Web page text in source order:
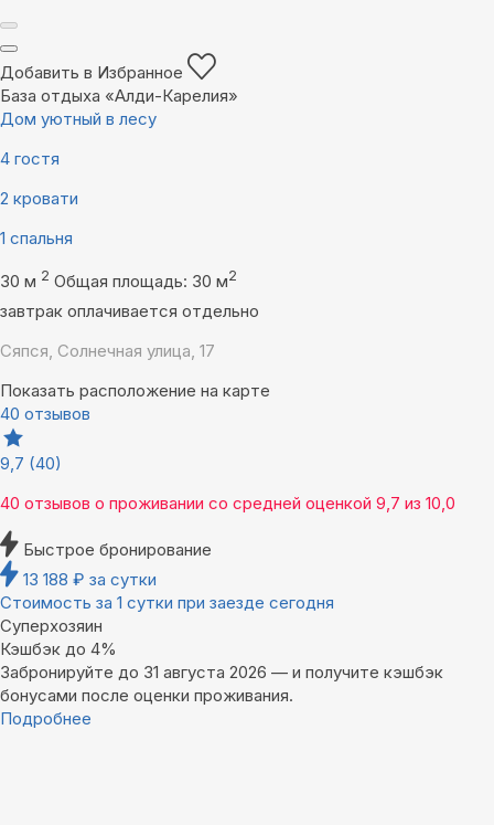
Добавить в Избранное
База отдыха «Алди-Карелия»
Дом уютный в лесу
4 гостя
2 кровати
1 спальня
30 м 2 Общая площадь: 30 м2
завтрак оплачивается отдельно
Сяпся, Солнечная улица, 17
Показать расположение на карте
40 отзывов
9,7 (40)
40 отзывов о проживании со средней оценкой 9,7 из 10,0
Быстрое бронирование
13 188 ₽ за сутки
Стоимость за 1 сутки при заезде сегодня
Суперхозяин
Кэшбэк до 4%
Забронируйте до 31 августа 2026 — и получите кэшбэк
бонусами после оценки проживания.
Подробнее